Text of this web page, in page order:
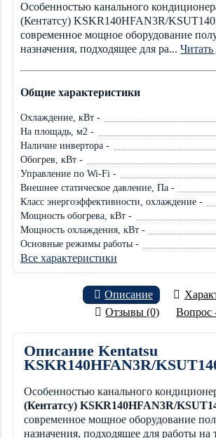
Особенностью канального
(Кентатсу) KSKR140HFAN3R/
современное мощное оборудование
назначения, подходящее для ра... Читать
Общие характеристики
Охлаждение, кВт -
На площадь, м2 -
Наличие инвертора -
Обогрев, кВт -
Управление по Wi-Fi -
Внешнее статическое давление, Па -
Класс энергоэффективности, охлаждение -
Мощность обогрева, кВт -
Мощность охлаждения, кВт -
Основные режимы работы -
Все характеристики
Описание
Отзывы (0)
Вопрос
Описание Kentatsu
KSKR140HFAN3R/
Особенностью канального
(Кентатсу) KSKR140HFAN3R/
современное мощное оборудование
назначения, подходящее для работы на